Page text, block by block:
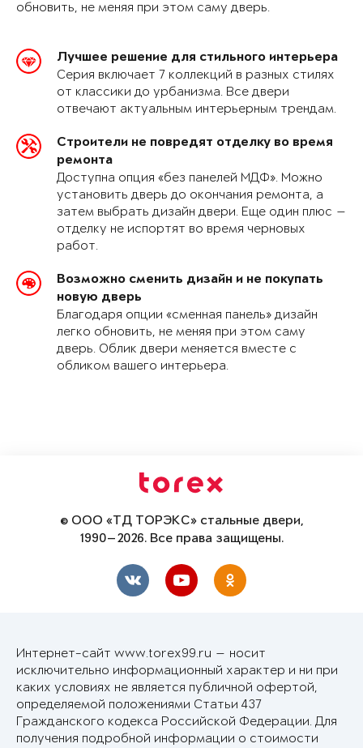
обновить, не меняя при этом саму дверь.
Лучшее решение для стильного интерьера
Серия включает 7 коллекций в разных стилях
от классики до урбанизма. Все двери
отвечают актуальным интерьерным трендам.
Строители не повредят отделку во время
ремонта
Доступна опция «без панелей МДФ». Можно
установить дверь до окончания ремонта, а
затем выбрать дизайн двери. Еще один плюс —
отделку не испортят во время черновых
работ.
Возможно сменить дизайн и не покупать
новую дверь
Благодаря опции «сменная панель» дизайн
легко обновить, не меняя при этом саму
дверь. Облик двери меняется вместе с
обликом вашего интерьера.
© ООО «ТД ТОРЭКС» стальные двери,
1990—2026. Все права защищены.
Интернет-сайт www.torex99.ru — носит
исключительно информационный характер и ни при
каких условиях не является публичной офертой,
определяемой положениями Статьи 437
Гражданского кодекса Российской Федерации. Для
получения подробной информации о стоимости